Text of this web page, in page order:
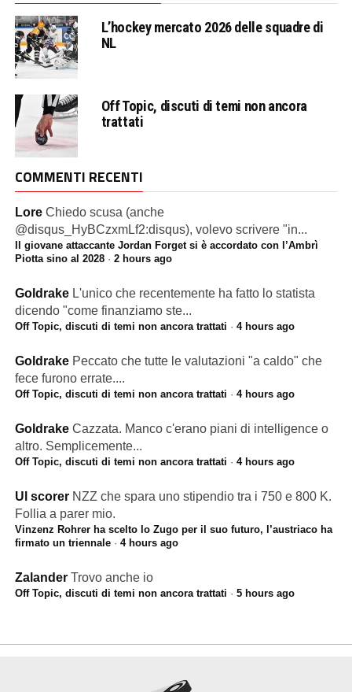
L’hockey mercato 2026 delle squadre di
NL
Off Topic, discuti di temi non ancora
trattati
COMMENTI RECENTI
Lore Chiedo scusa (anche
@disqus_HyBCzxmLf2:disqus), volevo scrivere "in...
Il giovane attaccante Jordan Forget si è accordato con l’Ambrì
Piotta sino al 2028· 2 hours ago
Goldrake L'unico che recentemente ha fatto lo statista
dicendo "come finanziamo ste...
Off Topic, discuti di temi non ancora trattati · 4 hours ago
Goldrake Peccato che tutte le valutazioni "a caldo" che
fece furono errate....
Off Topic, discuti di temi non ancora trattati · 4 hours ago
Goldrake Cazzata. Manco c'erano piani di intelligence o
altro. Semplicemente...
Off Topic, discuti di temi non ancora trattati · 4 hours ago
Ul scorer NZZ che spara uno stipendio tra i 750 e 800 K.
Follia a parer mio.
Vinzenz Rohrer ha scelto lo Zugo per il suo futuro, l’austriaco ha
firmato un triennale· 4 hours ago
Zalander Trovo anche io
Off Topic, discuti di temi non ancora trattati · 5 hours ago